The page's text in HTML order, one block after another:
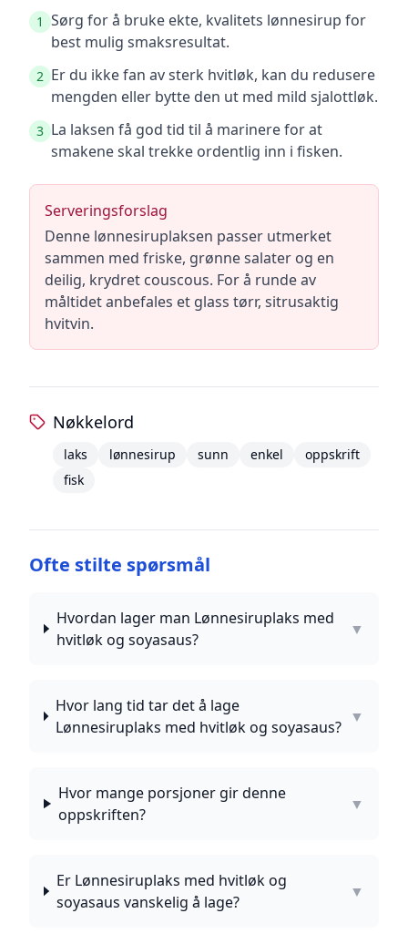
1 Sørg for å bruke ekte, kvalitets lønnesirup for
best mulig smaksresultat.
2 Er du ikke fan av sterk hvitløk, kan du redusere
mengden eller bytte den ut med mild sjalottløk.
3 La laksen få god tid til å marinere for at
smakene skal trekke ordentlig inn i fisken.
Serveringsforslag
Denne lønnesiruplaksen passer utmerket
sammen med friske, grønne salater og en
deilig, krydret couscous. For å runde av
måltidet anbefales et glass tørr, sitrusaktig
hvitvin.
Nøkkelord
laks lønnesirup sunn enkel
oppskrift
fisk
Ofte stilte spørsmål
Hvordan lager man Lønnesiruplaks med
hvitløk og soyasaus?
▼
Hvor lang tid tar det å lage
Lønnesiruplaks med hvitløk og soyasaus?
▼
Hvor mange porsjoner gir denne
oppskriften?
▼
Er Lønnesiruplaks med hvitløk og
soyasaus vanskelig å lage?
▼